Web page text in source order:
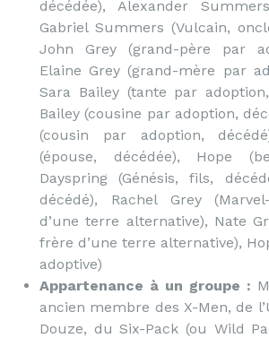
décédée), Alexander
Gabriel Summers (Vulcain,
John Grey (grand-père par
Elaine Grey (grand-mère par
Sara Bailey (tante par
Bailey (cousine par adoption,
(cousin par adoption,
(épouse, décédée), Hope
Dayspring (Génésis, fils,
décédé), Rachel Grey
d’une terre alternative), Nate
frère d’une terre alternative),
adoptive)
Appartenance à un groupe :
ancien membre des X-Men, de
Douze, du Six-Pack (ou Wild